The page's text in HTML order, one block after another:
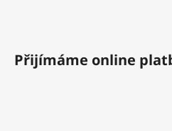
Přijímáme online